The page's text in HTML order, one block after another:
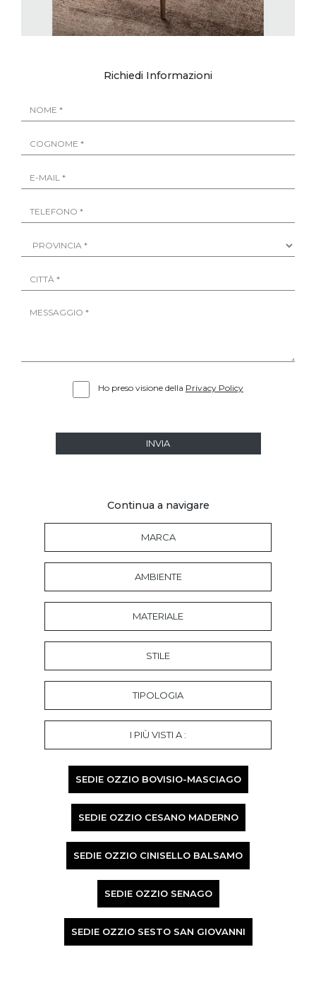
Richiedi Informazioni
Ho preso visione della Privacy Policy
INVIA
Continua a navigare
MARCA
AMBIENTE
MATERIALE
STILE
TIPOLOGIA
I PIÙ VISTI A :
SEDIE OZZIO BOVISIO-MASCIAGO
SEDIE OZZIO CESANO MADERNO
SEDIE OZZIO CINISELLO BALSAMO
SEDIE OZZIO SENAGO
SEDIE OZZIO SESTO SAN GIOVANNI